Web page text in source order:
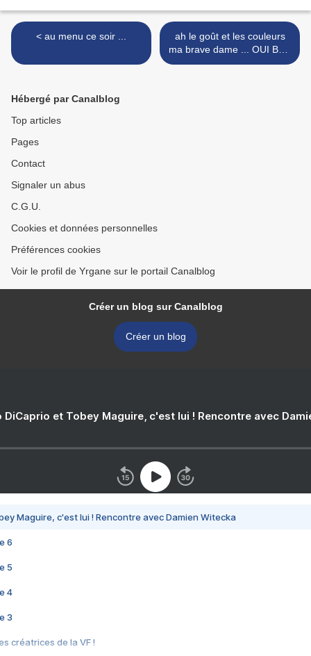
< au menu ce soir ...
ah le goût et les couleurs
ma brave dame ... OUI BAH
IL Y A AUSSI LES ODEURS
Hébergé par Canalblog
Top articles
Pages
Contact
Signaler un abus
C.G.U.
Cookies et données personnelles
Préférences cookies
Voir le profil de Yrgane sur le portail Canalblog
Créer un blog sur Canalblog
Créer un blog
DiCaprio et Tobey Maguire, c'est lui ! Rencontre avec
Maguire, c'est lui ! Rencontre avec Damien Witecka
6
5
4
3
créatrices de la VF !